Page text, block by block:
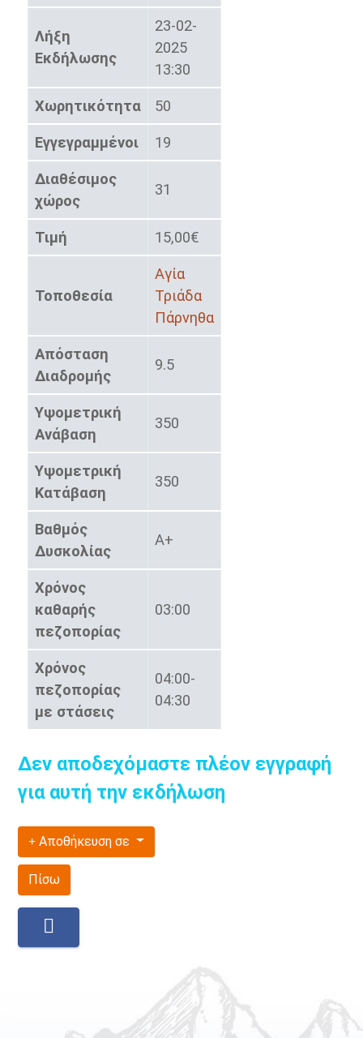
Λήξη
Εκδήλωσης
23-02-
2025
13:30
Χωρητικότητα 50
Εγγεγραμμένοι 19
Διαθέσιμος
χώρος
31
Τιμή 15,00€
Τοποθεσία
Αγία
Τριάδα
Πάρνηθα
Απόσταση
Διαδρομής
9.5
Υψομετρική
Ανάβαση
350
Υψομετρική
Κατάβαση
350
Βαθμός
Δυσκολίας
A+
Χρόνος
καθαρής
πεζοπορίας
03:00
Χρόνος
πεζοπορίας
με στάσεις
04:00-
04:30
Δεν αποδεχόμαστε πλέον εγγραφή
για αυτή την εκδήλωση
Αποθήκευση σε
Πίσω